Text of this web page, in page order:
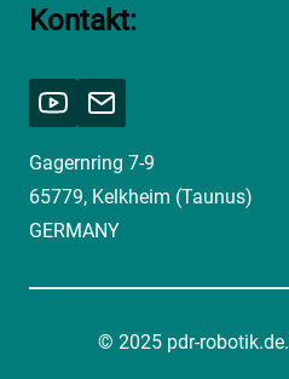
Kontakt:
Gagernring 7-9
65779, Kelkheim (Taunus)
GERMANY
© 2025 pdr-